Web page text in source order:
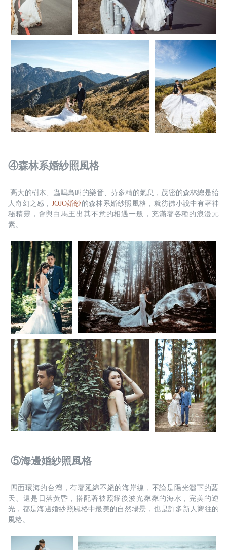
④森林系婚紗照風格
人奇幻之感， JOJO婚紗的森林系婚紗照風格，就彷彿小說中有著神
秘精靈，會與白馬王出其不意的相遇一般，充滿著各種的浪漫元
素。
⑤海邊婚紗照風格
天、還是日落黃昏，搭配著被照耀後波光粼粼的海水，完美的逆
光，都是海邊婚紗照風格中最美的自然場景，也是許多新人嚮往的
風格。